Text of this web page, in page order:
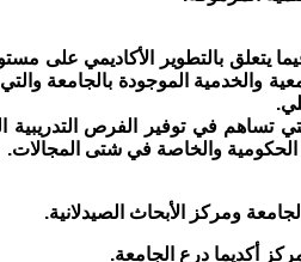
يتعلق بالتطوير الأكاديمي على
والخدمية الموجودة بالجامعة
تساهم في توفير الفرص التدريبية
والخاصة في شتى المجالات.
ومركز الأبحاث الصيدلانية.
أكديما درع الجامعة.